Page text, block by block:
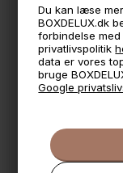
Du kan læse
BOXDELUX.dk
forbindelse
privatlivspolitik
data er vores
bruge
Google
🕚 Bestil inden 11
🧺 Kan du lægge
🌟 4,9 med over
💳 Betal med
📱 Kundeservice